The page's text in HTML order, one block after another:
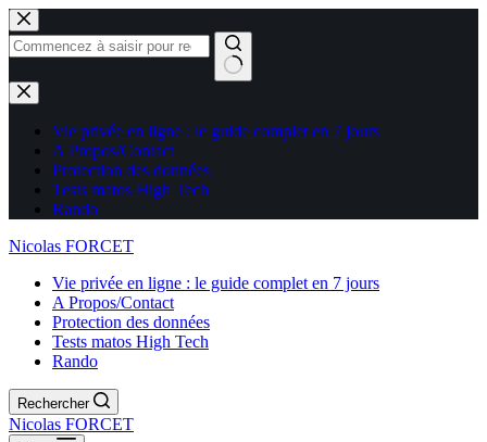
Aucun
résultat
Vie privée en ligne : le guide complet en 7 jours
A Propos/Contact
Protection des données
Tests matos High Tech
Rando
Nicolas FORCET
Vie privée en ligne : le guide complet en 7 jours
A Propos/Contact
Protection des données
Tests matos High Tech
Rando
Rechercher
Nicolas FORCET